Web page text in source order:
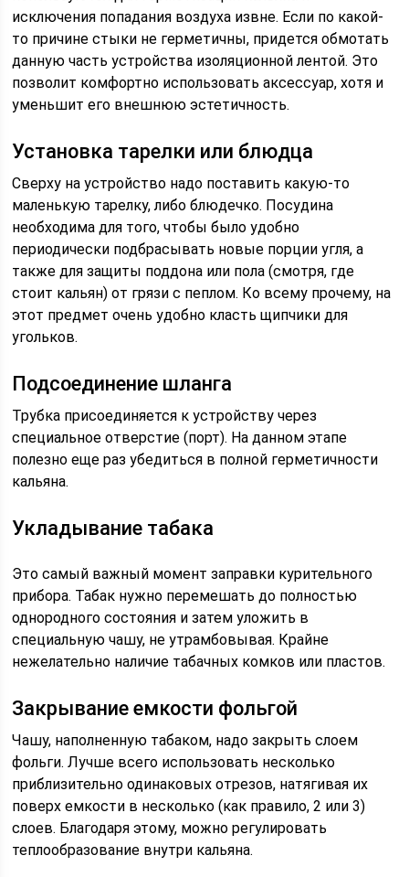
исключения попадания воздуха извне. Если по какой-
то причине стыки не герметичны, придется обмотать
данную часть устройства изоляционной лентой. Это
позволит комфортно использовать аксессуар, хотя и
уменьшит его внешнюю эстетичность.
Установка тарелки или блюдца
Сверху на устройство надо поставить какую-то
маленькую тарелку, либо блюдечко. Посудина
необходима для того, чтобы было удобно
периодически подбрасывать новые порции угля, а
также для защиты поддона или пола (смотря, где
стоит кальян) от грязи с пеплом. Ко всему прочему, на
этот предмет очень удобно класть щипчики для
угольков.
Подсоединение шланга
Трубка присоединяется к устройству через
специальное отверстие (порт). На данном этапе
полезно еще раз убедиться в полной герметичности
кальяна.
Укладывание табака
Это самый важный момент заправки курительного
прибора. Табак нужно перемешать до полностью
однородного состояния и затем уложить в
специальную чашу, не утрамбовывая. Крайне
нежелательно наличие табачных комков или пластов.
Закрывание емкости фольгой
Чашу, наполненную табаком, надо закрыть слоем
фольги. Лучше всего использовать несколько
приблизительно одинаковых отрезов, натягивая их
поверх емкости в несколько (как правило, 2 или 3)
слоев. Благодаря этому, можно регулировать
теплообразование внутри кальяна.